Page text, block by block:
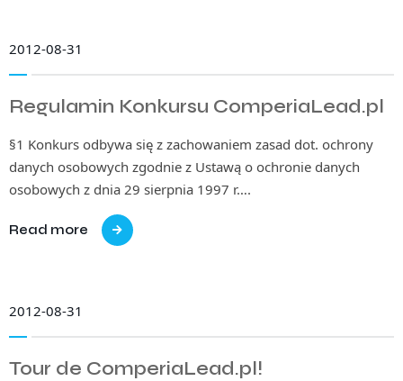
2012-08-31
Regulamin Konkursu ComperiaLead.pl
§1 Konkurs odbywa się z zachowaniem zasad dot. ochrony
danych osobowych zgodnie z Ustawą o ochronie danych
osobowych z dnia 29 sierpnia 1997 r….
Read more
2012-08-31
Tour de ComperiaLead.pl!